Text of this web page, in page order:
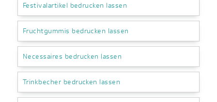
Festivalartikel bedrucken lassen
Fruchtgummis bedrucken lassen
Necessaires bedrucken lassen
Trinkbecher bedrucken lassen